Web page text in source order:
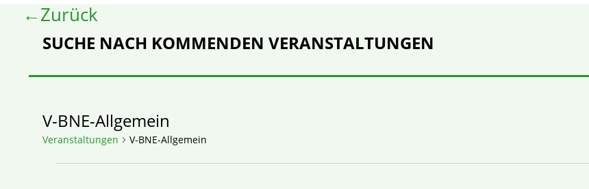
Zurück
SUCHE NACH KOMMENDEN VERANSTALTUNGEN
V-BNE-Allgemein
Veranstaltungen V-BNE-Allgemein